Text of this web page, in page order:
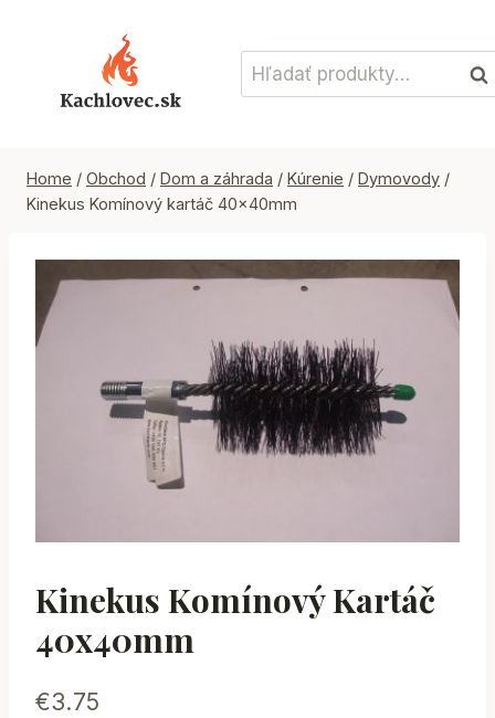
Hľadať:
Home / Obchod / Dom a záhrada / Kúrenie / Dymovody /
Kinekus Komínový kartáč 40x40mm
Kinekus Komínový Kartáč
40x40mm
€3.75